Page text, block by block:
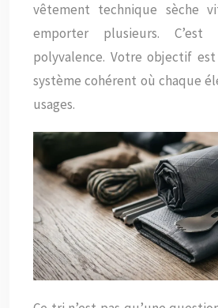
vêtement technique sèche
emporter plusieurs.
polyvalence. Votre objectif
système cohérent où chaque
usages.